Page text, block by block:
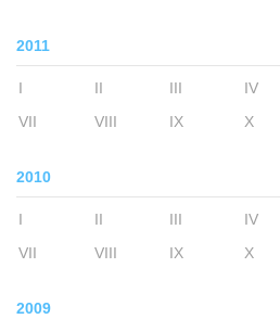
2011
I II III IV
VII
VIII IX X
2010
I II III IV
VII
VIII IX X
2009